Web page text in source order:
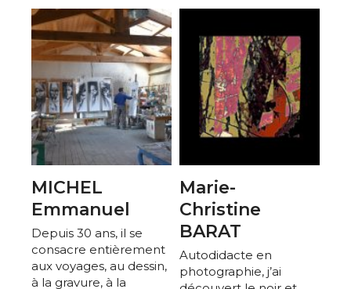
J'accepte lestermes et conditions
* Champ obligatoire
Prénom
Statut / Organisation
J'accepte les termes et conditions
* Champ obligatoire
MICHEL
Emmanuel
Depuis 30 ans, il se
consacre entièrement
aux voyages, au dessin,
à la gravure, à la
Marie-
Christine
BARAT
Autodidacte en
photographie, j’ai